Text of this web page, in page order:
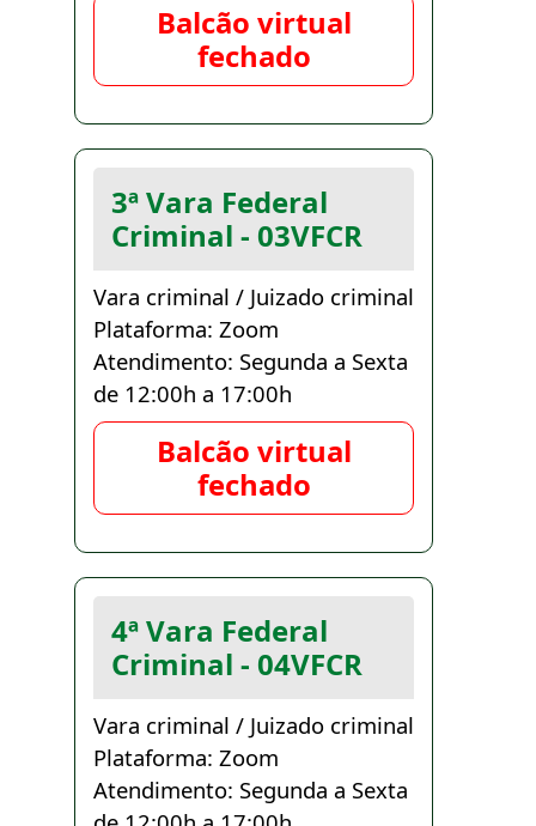
Balcão virtual
fechado
3ª Vara Federal
Criminal - 03VFCR
Vara criminal / Juizado criminal
Plataforma: Zoom
Atendimento: Segunda a Sexta
de 12:00h a 17:00h
Balcão virtual
fechado
4ª Vara Federal
Criminal - 04VFCR
Vara criminal / Juizado criminal
Plataforma: Zoom
Atendimento: Segunda a Sexta